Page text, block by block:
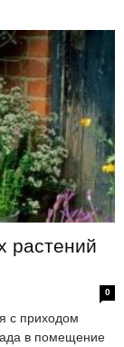
растений
0
с приходом
в помещение